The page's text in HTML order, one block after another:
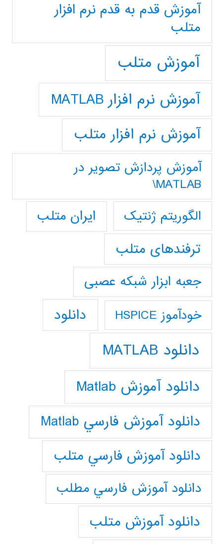
آموزش قدم به قدم نرم افزار
متلب
آموزش متلب
آموزش نرم افزار MATLAB
آموزش نرم افزار متلب
آموزش پردازش تصوير در
MATLAB\
الگوریتم ژنتیک
ایران متلب
ترفندهای متلب
جعبه ابزار شبکه عصبی
خودآموز HSPICE دانلود
دانلود MATLAB
دانلود آموزش Matlab
دانلود آموزش فارسي Matlab
دانلود آموزش فارسي متلب
دانلود آموزش فارسي مطلب
دانلود آموزش متلب